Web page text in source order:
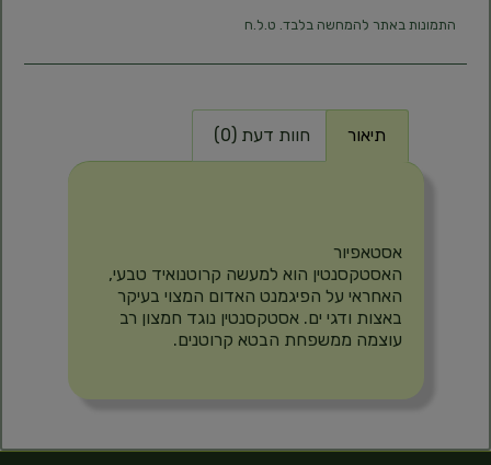
התמונות באתר להמחשה בלבד. ט.ל.ח
תיאור חוות דעת (0)
אסטאפיור
האסטקסנטין הוא למעשה קרוטנואיד טבעי,
האחראי על הפיגמנט האדום המצוי בעיקר
באצות ודגי ים. אסטקסנטין נוגד חמצון רב
עוצמה ממשפחת הבטא קרוטנים.